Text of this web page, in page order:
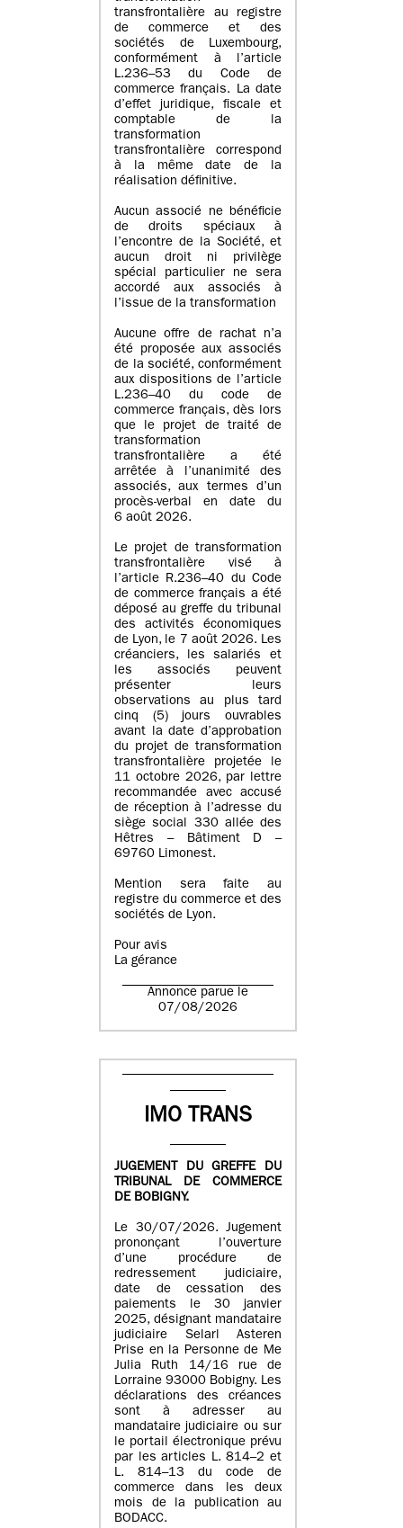
transfrontalière au registre
de commerce et des
sociétés de Luxembourg,
conformément à l’article
L.236–53 du Code de
commerce français. La date
d’effet juridique, fiscale et
comptable de la
transformation
transfrontalière correspond
à la même date de la
réalisation définitive.
Aucun associé ne bénéficie
de droits spéciaux à
l’encontre de la Société, et
aucun droit ni privilège
spécial particulier ne sera
accordé aux associés à
l’issue de la transformation
Aucune offre de rachat n’a
été proposée aux associés
de la société, conformément
aux dispositions de l’article
L.236–40 du code de
commerce français, dès lors
que le projet de traité de
transformation
transfrontalière a été
arrêtée à l’unanimité des
associés, aux termes d’un
procès-verbal en date du
6 août 2026.
Le projet de transformation
transfrontalière visé à
l’article R.236–40 du Code
de commerce français a été
déposé au greffe du tribunal
des activités économiques
de Lyon, le 7 août 2026. Les
créanciers, les salariés et
les associés peuvent
présenter leurs
observations au plus tard
cinq (5) jours ouvrables
avant la date d’approbation
du projet de transformation
transfrontalière projetée le
11 octobre 2026, par lettre
recommandée avec accusé
de réception à l’adresse du
siège social 330 allée des
Hêtres – Bâtiment D –
69760 Limonest.
Mention sera faite au
registre du commerce et des
sociétés de Lyon.
Pour avis
La gérance
Annonce parue le
07/08/2026
IMO TRANS
JUGEMENT DU GREFFE DU
TRIBUNAL DE COMMERCE
DE BOBIGNY.
Le 30/07/2026. Jugement
prononçant l’ouverture
d’une procédure de
redressement judiciaire,
date de cessation des
paiements le 30 janvier
2025, désignant mandataire
judiciaire Selarl Asteren
Prise en la Personne de Me
Julia Ruth 14/16 rue de
Lorraine 93000 Bobigny. Les
déclarations des créances
sont à adresser au
mandataire judiciaire ou sur
le portail électronique prévu
par les articles L. 814–2 et
L. 814–13 du code de
commerce dans les deux
mois de la publication au
BODACC.